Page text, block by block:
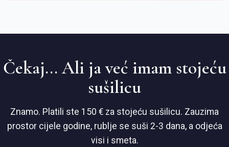
Čekaj... Ali ja već imam stojeću
sušilicu
Znamo. Platili ste 150 € za stojeću sušilicu. Zauzima
prostor cijele godine, rublje se suši 2-3 dana, a odjeća
visi i smeta.